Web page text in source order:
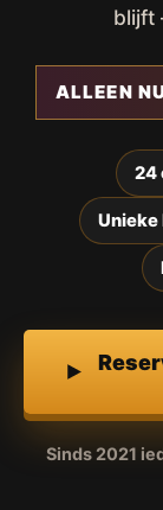
blijft
ALLEEN
24
Unieke
Sinds 2021